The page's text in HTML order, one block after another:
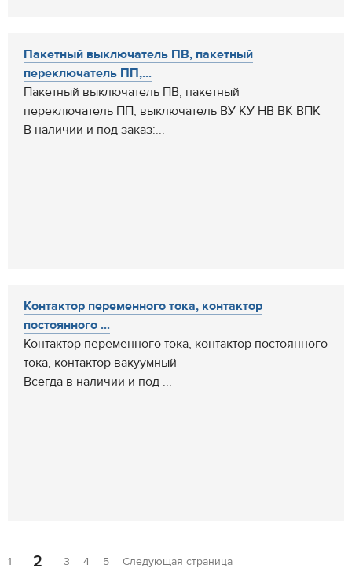
Пакетный выключатель ПВ, пакетный
переключатель ПП,...
Пакетный выключатель ПВ, пакетный
переключатель ПП, выключатель ВУ КУ НВ ВК ВПК
В наличии и под заказ:...
Контактор переменного тока, контактор
постоянного ...
Контактор переменного тока, контактор постоянного
тока, контактор вакуумный
Всегда в наличии и под ...
1 2 3 4 5 Следующая страница